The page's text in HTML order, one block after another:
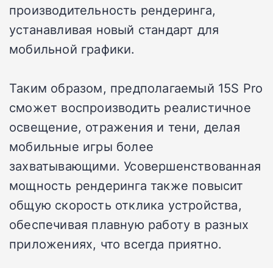
производительность рендеринга,
устанавливая новый стандарт для
мобильной графики.
Таким образом, предполагаемый 15S Pro
сможет воспроизводить реалистичное
освещение, отражения и тени, делая
мобильные игры более
захватывающими. Усовершенствованная
мощность рендеринга также повысит
общую скорость отклика устройства,
обеспечивая плавную работу в разных
приложениях, что всегда приятно.